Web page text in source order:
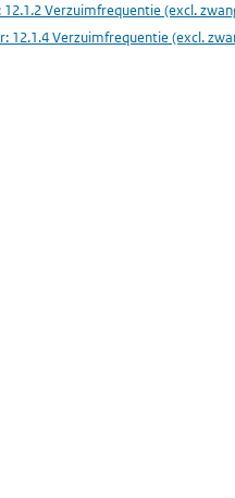
12.1.2 Verzuimfrequentie (excl.
12.1.4 Verzuimfrequentie (excl.